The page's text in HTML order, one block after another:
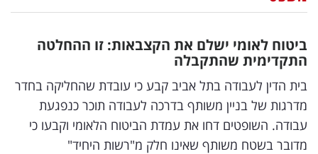
דיגיטל
וטק
שיווק
ופרסום
ביטוח לאומי ישלם את הקצבאות: זו ההחלטה
התקדימית שהתקבלה
בית הדין לעבודה בתל אביב קבע כי עובדת שהחליקה בחדר
מדרגות של בניין משותף בדרכה לעבודה תוכר כנפגעת
עבודה. השופטים דחו את עמדת הביטוח הלאומי וקבעו כי
מדובר בשטח משותף שאינו חלק מ"רשות היחיד"